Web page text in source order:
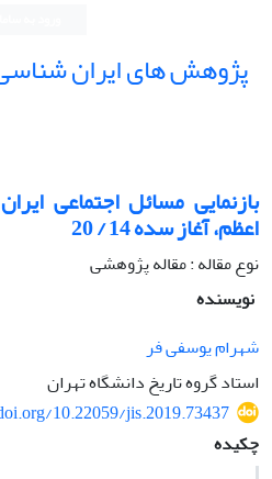
پژوهش های ایران
بازنمایی مسائل اجتماعی
اعظم، آغاز سده 14 / 20
نوع مقاله : مقاله پژوهشی
نویسنده
شهرام یوسفی فر
استاد گروه تاریخ دانشگاه تهران
10.22059/jis.2019.73437
چکیده